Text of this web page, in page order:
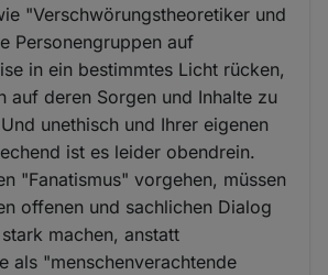
"Verschwörungstheoretiker und
Personengruppen auf
in ein bestimmtes Licht rücken,
auf deren Sorgen und Inhalte zu
unethisch und Ihrer eigenen
ist es leider obendrein.
"Fanatismus" vorgehen, müssen
offenen und sachlichen Dialog
machen, anstatt
als "menschenverachtende